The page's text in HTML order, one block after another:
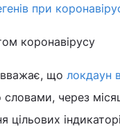
при
коронавірусу
що локдаун
словами, через